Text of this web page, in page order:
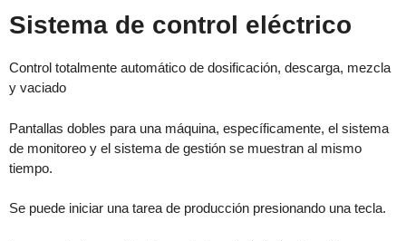
Sistema de control eléctrico
Control totalmente automático de dosificación, descarga, mezcla
y vaciado
Pantallas dobles para una máquina, específicamente, el sistema
de monitoreo y el sistema de gestión se muestran al mismo
tiempo.
Se puede iniciar una tarea de producción presionando una tecla.